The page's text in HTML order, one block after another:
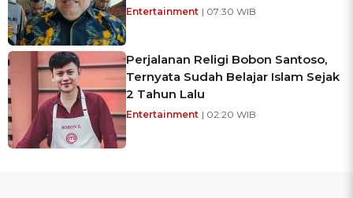
Entertainment | 07:30 WIB
Perjalanan Religi Bobon Santoso,
Ternyata Sudah Belajar Islam Sejak
2 Tahun Lalu
Entertainment | 02:20 WIB